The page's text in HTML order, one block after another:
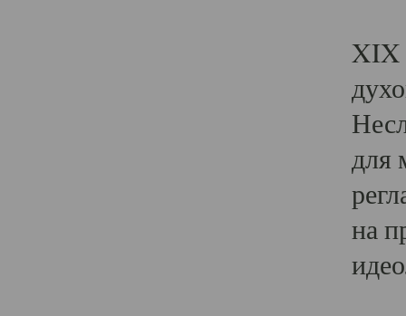
XIX
для
на